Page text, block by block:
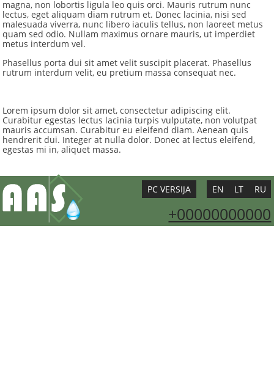
magna, non lobortis ligula leo quis orci. Mauris rutrum nunc
lectus, eget aliquam diam rutrum et. Donec lacinia, nisi sed
malesuada viverra, nunc libero iaculis tellus, non laoreet metus
quam sed odio. Nullam maximus ornare mauris, ut imperdiet
metus interdum vel.
Phasellus porta dui sit amet velit suscipit placerat. Phasellus
rutrum interdum velit, eu pretium massa consequat nec.
Lorem ipsum dolor sit amet, consectetur adipiscing elit.
Curabitur egestas lectus lacinia turpis vulputate, non volutpat
mauris accumsan. Curabitur eu eleifend diam. Aenean quis
hendrerit dui. Integer at nulla dolor. Donec at lectus eleifend,
egestas mi in, aliquet massa.
PC VERSIJA EN LT RU
+00000000000